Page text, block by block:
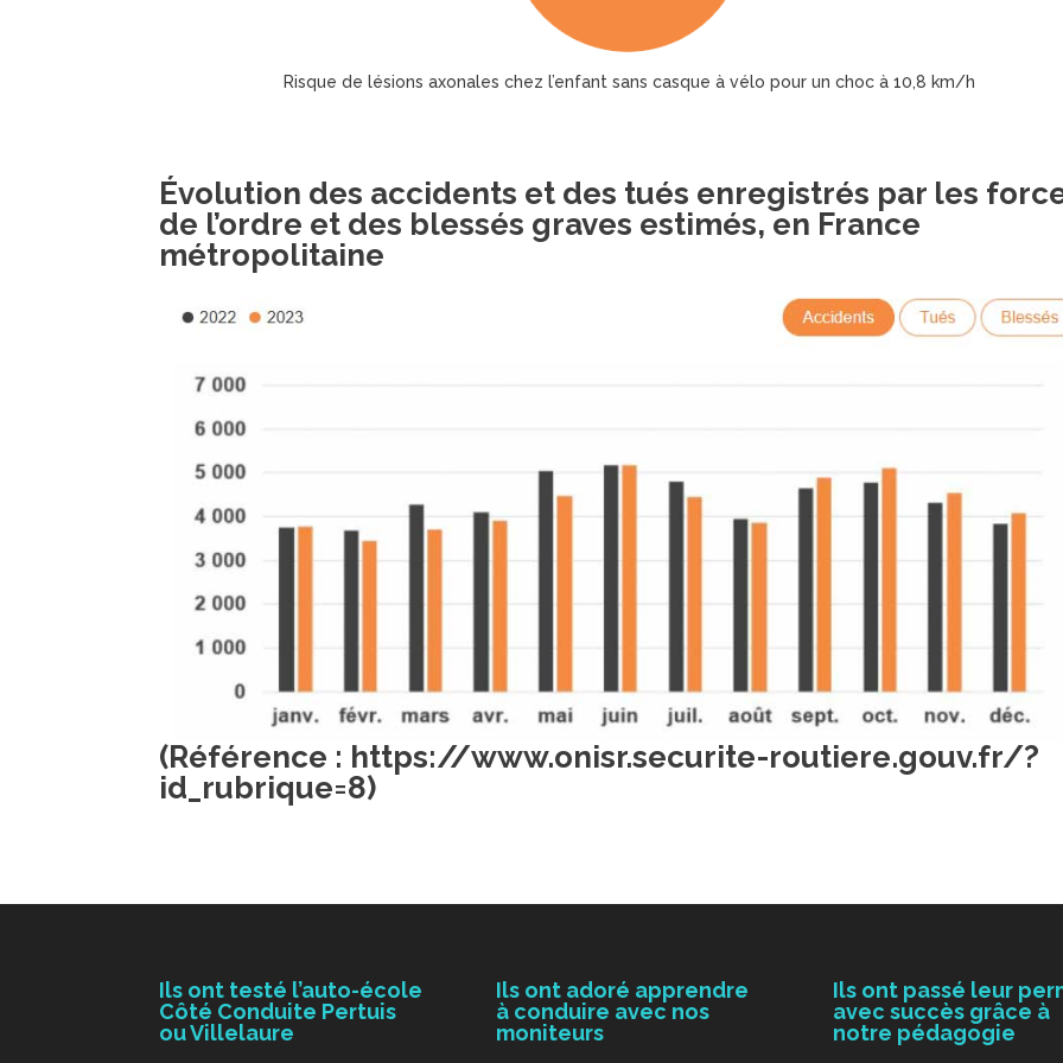
Risque de lésions axonales chez l’enfant sans casque à vélo pour un choc à 10,8 km/h
Évolution des accidents et des tués enregistrés par les
de l’ordre et des blessés graves estimés, en France
métropolitaine
(Référence : https://www.onisr.securite-routiere.gouv.fr/?
id_rubrique=8)
Ils ont testé l’auto-école
Côté Conduite Pertuis
ou Villelaure
Ils ont adoré apprendre
à conduire avec nos
moniteurs
Ils ont passé leur
avec succès grâce à
notre pédagogie